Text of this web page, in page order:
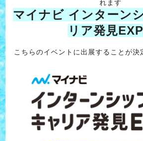
れます
マイナビ インターン
リア発見
こちらのイベントに出展することが決